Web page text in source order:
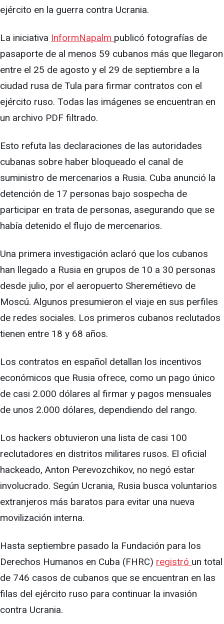
ejército en la guerra contra Ucrania.
La iniciativa InformNapalm publicó fotografías de
pasaporte de al menos 59 cubanos más que llegaron
entre el 25 de agosto y el 29 de septiembre a la
ciudad rusa de Tula para firmar contratos con el
ejército ruso. Todas las imágenes se encuentran en
un archivo PDF filtrado.
Esto refuta las declaraciones de las autoridades
cubanas sobre haber bloqueado el canal de
suministro de mercenarios a Rusia. Cuba anunció la
detención de 17 personas bajo sospecha de
participar en trata de personas, asegurando que se
había detenido el flujo de mercenarios.
Una primera investigación aclaró que los cubanos
han llegado a Rusia en grupos de 10 a 30 personas
desde julio, por el aeropuerto Sheremétievo de
Moscú. Algunos presumieron el viaje en sus perfiles
de redes sociales. Los primeros cubanos reclutados
tienen entre 18 y 68 años.
Los contratos en español detallan los incentivos
económicos que Rusia ofrece, como un pago único
de casi 2.000 dólares al firmar y pagos mensuales
de unos 2.000 dólares, dependiendo del rango.
Los hackers obtuvieron una lista de casi 100
reclutadores en distritos militares rusos. El oficial
hackeado, Anton Perevozchikov, no negó estar
involucrado. Según Ucrania, Rusia busca voluntarios
extranjeros más baratos para evitar una nueva
movilización interna.
Hasta septiembre pasado la Fundación para los
Derechos Humanos en Cuba (FHRC) registró un total
de 746 casos de cubanos que se encuentran en las
filas del ejército ruso para continuar la invasión
contra Ucrania.